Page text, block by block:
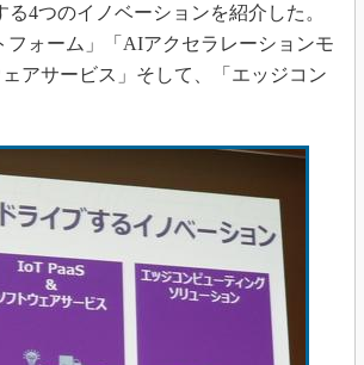
内
」の
4つのイノベーションを紹介した。
フォーム」「AIアクセラレーションモ
アサービス」そして、「エッジコン